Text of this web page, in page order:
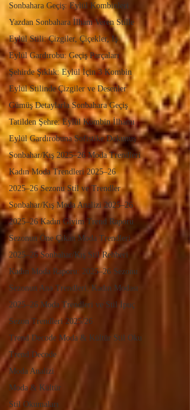
Sonbahara Geçiş: Eylül Kombinleri
Yazdan Sonbahara İlham Veren Stille
Eylül Stili: Çizgiler, Çiçekler, Iş
Eylül Gardırobu: Geçiş Parçaları
Şehirde Şıklık: Eylül İçin 3 Kombin
Eylül Stilinde Çizgiler ve Desenler
Gümüş Detaylarla Sonbahara Geçiş
Tatilden Şehre: Eylül Kombin İlhamı
Eylül Gardırobuna Sofistike Dokunuş
Sonbahar/Kış 2025–26 Moda Trendleri
Kadın Moda Trendleri 2025–26
2025–26 Sezonu Stil ve Trendler
Sonbahar/Kış Moda Analizi 2025–26
2025–26 Kadın Giyim Trend Raporu
Sezonun Öne Çıkan Moda Trendleri
2025–26 Sonbahar/Kış Stil Rehberi
Kadın Moda Raporu: 2025–26 Sezonu
Sezonun Ana Trendleri: Kadın Modası
2025–26 Moda Trendleri ve Stil İpuç
Sezon Trendleri 2025/26
Trend Decode Moda & Kültür Stil Oku
Trend Decode
Moda Analizi
Moda & Kültür
Stil Okumaları